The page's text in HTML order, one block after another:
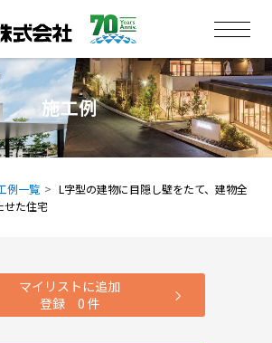
施工例
例一覧
L字型の建物に目隠し壁をたて、建物全
せた住宅
マイリストに追加
登録 0 件